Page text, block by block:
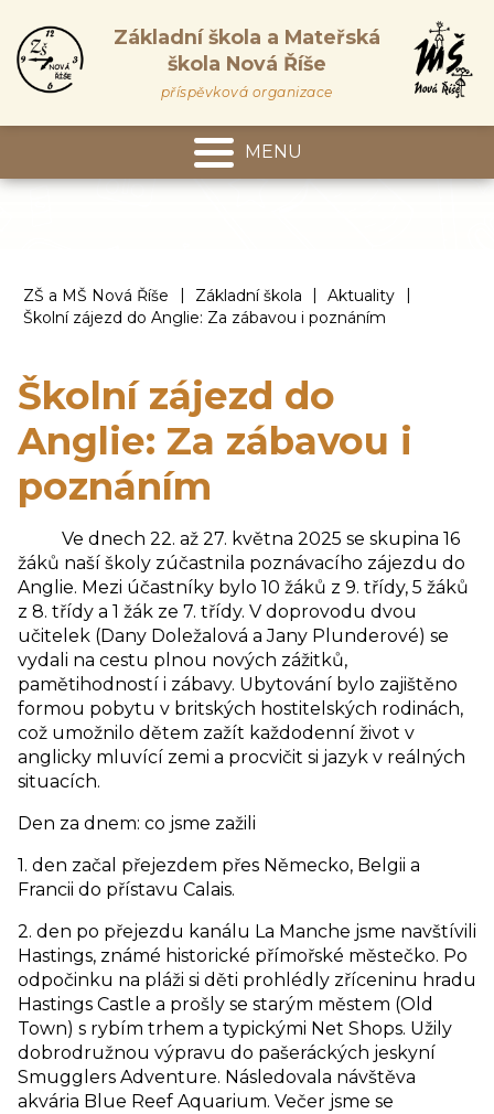
Základní škola a Mateřská
škola Nová Říše
příspěvková organizace
MENU
ZŠ a MŠ Nová Říše | Základní škola | Aktuality
|
Školní zájezd do Anglie: Za zábavou i poznáním
Školní zájezd do
Anglie: Za zábavou i
poznáním
Ve dnech 22. až 27. května 2025 se skupina 16
žáků naší školy zúčastnila poznávacího zájezdu do
Anglie. Mezi účastníky bylo 10 žáků z 9. třídy, 5 žáků
z 8. třídy a 1 žák ze 7. třídy. V doprovodu dvou
učitelek (Dany Doležalová a Jany Plunderové) se
vydali na cestu plnou nových zážitků,
pamětihodností i zábavy. Ubytování bylo zajištěno
formou pobytu v britských hostitelských rodinách,
což umožnilo dětem zažít každodenní život v
anglicky mluvící zemi a procvičit si jazyk v reálných
situacích.
Den za dnem: co jsme zažili
1. den začal přejezdem přes Německo, Belgii a
Francii do přístavu Calais.
2. den po přejezdu kanálu La Manche jsme navštívili
Hastings, známé historické přímořské městečko. Po
odpočinku na pláži si děti prohlédly zříceninu hradu
Hastings Castle a prošly se starým městem (Old
Town) s rybím trhem a typickými Net Shops. Užily
dobrodružnou výpravu do pašeráckých jeskyní
Smugglers Adventure. Následovala návštěva
akvária Blue Reef Aquarium. Večer jsme se